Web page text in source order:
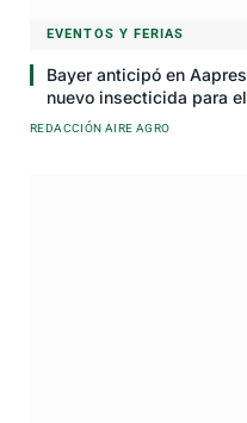
EVENTOS Y FERIAS
Bayer anticipó en
nuevo insecticida para
REDACCIÓN AIRE AGRO